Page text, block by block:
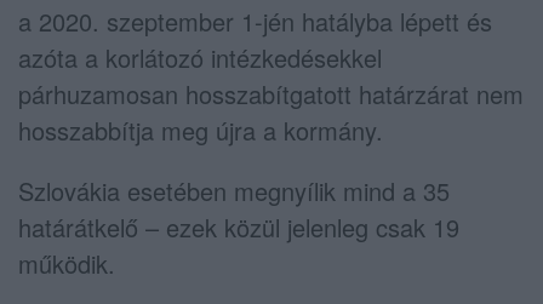
a 2020. szeptember 1-jén hatályba lépett és
azóta a korlátozó intézkedésekkel
párhuzamosan hosszabítgatott határzárat nem
hosszabbítja meg újra a kormány.
Szlovákia esetében megnyílik mind a 35
határátkelő – ezek közül jelenleg csak 19
működik.